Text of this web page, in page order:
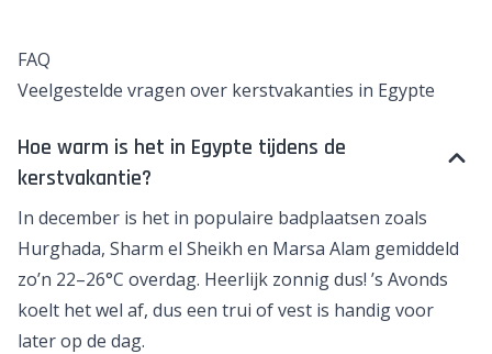
FAQ
Veelgestelde vragen over kerstvakanties in Egypte
Hoe warm is het in Egypte tijdens de
kerstvakantie?
In december is het in populaire badplaatsen zoals
Hurghada, Sharm el Sheikh en Marsa Alam gemiddeld
zo’n 22–26°C overdag. Heerlijk zonnig dus! ’s Avonds
koelt het wel af, dus een trui of vest is handig voor
later op de dag.